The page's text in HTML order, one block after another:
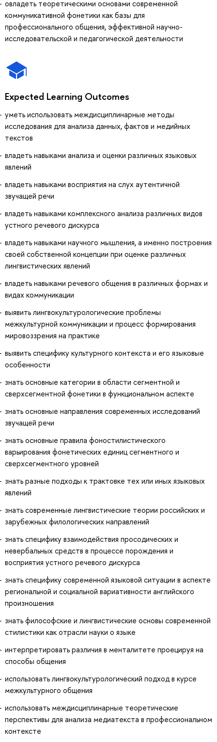
овладеть теоретическими основами современной
коммуникативной фонетики как базы для
профессионального общения, эффективной научно-
исследовательской и педагогической деятельности
Expected Learning Outcomes
уметь использовать междисциплинарные методы
исследования для анализа данных, фактов и медийных
текстов
владеть навыками анализа и оценки различных языковых
явлений
владеть навыками восприятия на слух аутентичной
звучащей речи
владеть навыками комплексного анализа различных видов
устного речевого дискурса
владеть навыками научного мышления, а именно построения
своей собственной концепции при оценке различных
лингвистических явлений
владеть навыками речевого общения в различных формах и
видах коммуникации
выявить лингвокультурологические проблемы
межкультурной коммуникации и процесс формирования
мировоззрения на практике
выявить специфику культурного контекста и его языковые
особенности
знать основные категории в области сегментной и
сверхсегментной фонетики в функциональном аспекте
знать основные направления современных исследований
звучащей речи
знать основные правила фоностилистического
варьирования фонетических единиц сегментного и
сверхсегментного уровней
знать разные подходы к трактовке тех или иных языковых
явлений
знать современные лингвистические теории российских и
зарубежных филологических направлений
знать специфику взаимодействия просодических и
невербальных средств в процессе порождения и
восприятия устного речевого дискурса
знать специфику современной языковой ситуации в аспекте
региональной и социальной вариативности английского
произношения
знать философские и лингвистические основы современной
стилистики как отрасли науки о языке
интерпретировать различия в менталитете проецируя на
способы общения
использовать лингвокультурологический подход в курсе
межкультурного общения
использовать междисциплинарные теоретические
перспективы для анализа медиатекста в профессиональном
контексте